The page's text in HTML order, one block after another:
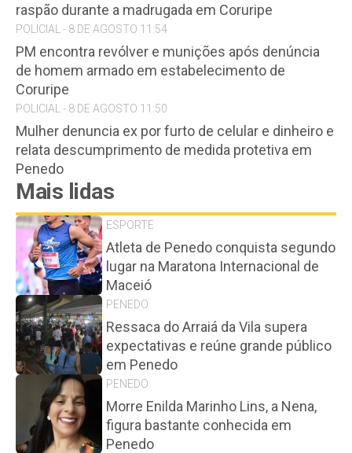
raspão durante a madrugada em Coruripe
POLICIAL - 8 DE AGOSTO 11:54
PM encontra revólver e munições após denúncia
de homem armado em estabelecimento de
Coruripe
POLICIAL - 8 DE AGOSTO 11:50
Mulher denuncia ex por furto de celular e dinheiro e
relata descumprimento de medida protetiva em
Penedo
Mais lidas
ESPORTE
Atleta de Penedo conquista segundo
lugar na Maratona Internacional de
Maceió
PENEDO
Ressaca do Arraiá da Vila supera
expectativas e reúne grande público
em Penedo
PENEDO
Morre Enilda Marinho Lins, a Nena,
figura bastante conhecida em
Penedo